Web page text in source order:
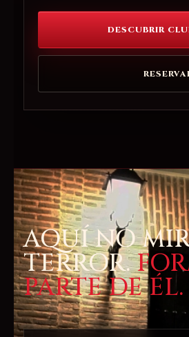
DESCUBRIR
AQUÍ NO
TERROR.
PARTE DE ÉL.